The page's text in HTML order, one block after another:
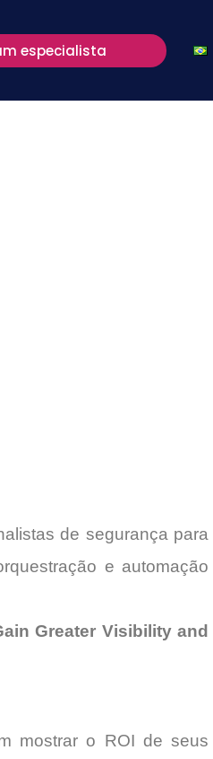
especialista
de segurança para
e automação
Greater Visibility and
mostrar o ROI de seus